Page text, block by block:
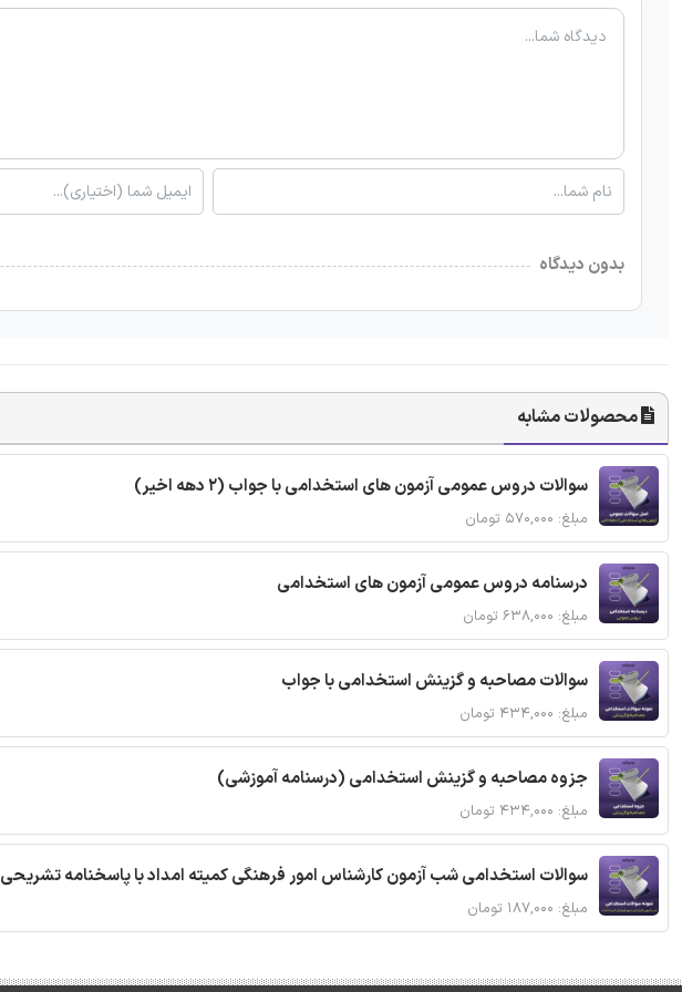
بدون دیدگاه
محصولات مشابه
سوالات دروس عمومی آزمون های استخدامی با جواب (2 دهه اخیر)
مبلغ: ۵۷۰,۰۰۰ تومان
درسنامه دروس عمومی آزمون های استخدامی
مبلغ: ۶۳۸,۰۰۰ تومان
سوالات مصاحبه و گزینش استخدامی با جواب
مبلغ: ۴۳۴,۰۰۰ تومان
جزوه مصاحبه و گزینش استخدامی (درسنامه آموزشی)
مبلغ: ۴۳۴,۰۰۰ تومان
سوالات استخدامی شب آزمون کارشناس امور فرهنگی کمیته امداد با پاسخنامه تشریحی
مبلغ: ۱۸۷,۰۰۰ تومان